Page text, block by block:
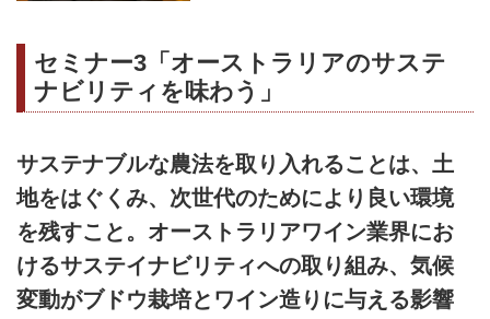
セミナー3「オーストラリアのサステ
ナビリティを味わう」
サステナブルな農法を取り入れることは、土
地をはぐくみ、次世代のためにより良い環境
を残すこと。オーストラリアワイン業界にお
けるサステイナビリティへの取り組み、気候
変動がブドウ栽培とワイン造りに与える影響